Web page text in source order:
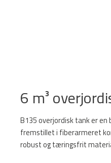
6 m³
B135 overjordisk tank er
fremstillet i fiberarmeret
robust og tæringsfrit